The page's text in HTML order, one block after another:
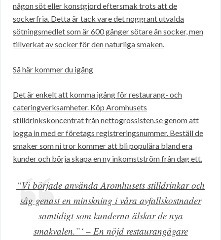
någon söt eller konstgjord eftersmak trots att de
sockerfria. Detta är tack vare det noggrant utvalda
sötningsmedlet som är 600 gånger sötare än socker, men
tillverkat av socker för den naturliga smaken.
Så här kommer du igång
Det är enkelt att komma igång för restaurang- och
cateringverksamheter. Köp Aromhusets
stilldrinkskoncentrat från nettogrossisten.se genom att
logga in med er företags registreringsnummer. Beställ de
smaker som ni tror kommer att bli populära bland era
kunder och börja skapa en ny inkomstström från dag ett.
“Vi började använda Aromhusets stilldrinkar och
såg genast en minskning i våra avfallskostnader
samtidigt som kunderna älskar de nya
smakvalen.”‘ – En nöjd restaurangägare